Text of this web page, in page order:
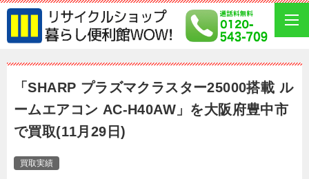
「SHARP プラズマクラスター25000搭載 ル
ームエアコン AC-H40AW」を大阪府豊中市
で買取(11月29日)
買取実績